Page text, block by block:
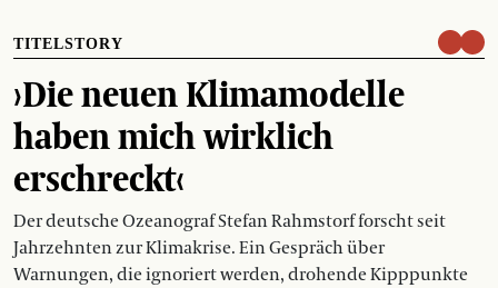
TITELSTORY
›Die neuen Klimamodelle
haben mich wirklich
erschreckt‹
Der deutsche Ozeanograf Stefan Rahmstorf forscht seit
Jahrzehnten zur Klimakrise. Ein Gespräch über
Warnungen, die ignoriert werden, drohende Kipppunkte